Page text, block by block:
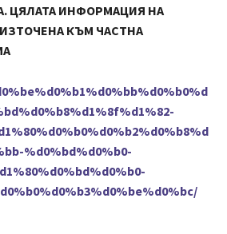
ЦЯЛАТА ИНФОРМАЦИЯ НА
КЪМ ЧАСТНА
%d0%bd%d0%b0-